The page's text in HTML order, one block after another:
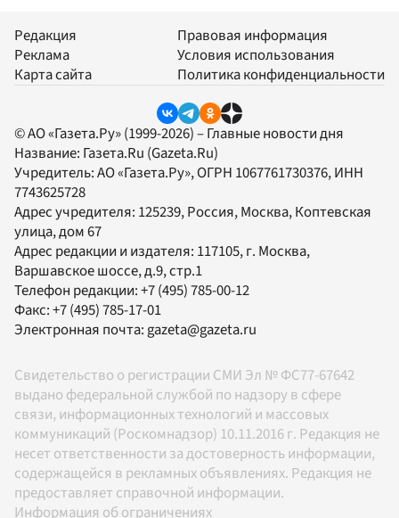
Редакция
Реклама
Карта сайта
Правовая информация
Условия использования
Политика конфиденциальности
© АО «Газета.Ру» (1999-2026) – Главные новости дня
Название: Газета.Ru (Gazeta.Ru)
Учредитель:АО «Газета.Ру», ОГРН 1067761730376, ИНН
7743625728
Адрес учредителя: 125239, Россия, Москва, Коптевская
улица, дом 67
Адрес редакции и издателя: 117105, г. Москва,
Варшавское шоссе, д.9, стр.1
Телефон редакции:+7 (495) 785-00-12
Факс:+7 (495) 785-17-01
Электронная почта: gazeta@gazeta.ru
Свидетельство о регистрации СМИ Эл № ФС77-67642
выдано федеральной службой по надзору в сфере
связи, информационных технологий и массовых
коммуникаций (Роскомнадзор) 10.11.2016 г. Редакция не
несет ответственности за достоверность информации,
содержащейся в рекламных объявлениях. Редакция не
предоставляет справочной информации.
Информация об ограничениях